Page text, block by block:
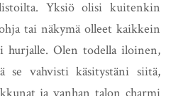
Yksiö olisi kuitenkin
tai näkymä olleet kaikkein
Olen todella iloinen,
se vahvisti käsitystäni siitä,